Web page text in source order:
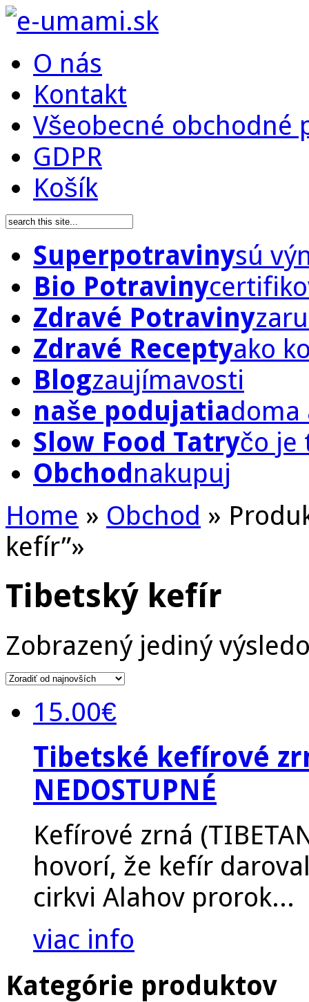
O nás
Kontakt
Všeobecné obchodné
GDPR
Košík
Superpotravinysú
Bio Potraviny
Zdravé Potraviny
Zdravé Receptyako
Blogzaujímavosti
naše podujatiadoma
Slow Food Tatryčo je
Obchod nakupuj
Home » Obchod »
kefír”»
Tibetský kefír
Zobrazený jediný
15.00€
Tibetské kefírové
NEDOSTUPNÉ
Kefírové zrná
hovorí, že kefír
cirkvi Alahov prorok...
viac info
Kategórie produktov